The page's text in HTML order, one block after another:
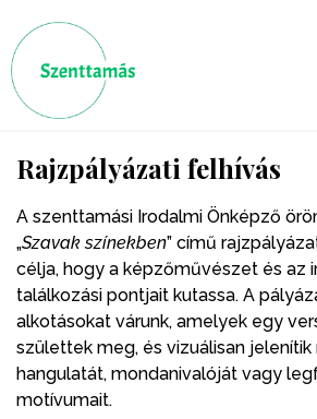
Rajzpályázati felhívás
A szenttamási Irodalmi Önképző
„Szavak színekben” című
célja, hogy a képzőművészet és az
találkozási pontjait kutassa. A
alkotásokat várunk, amelyek egy
születtek meg, és vizuálisan jelenítik
hangulatát, mondanivalóját vagy
motívumait.